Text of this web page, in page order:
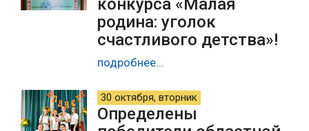
конкурса «Малая
родина: уголок
счастливого детства»!
подробнее...
30 октября, вторник
Определены